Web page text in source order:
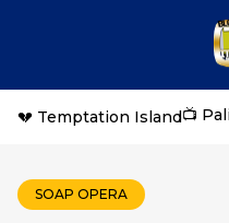
💔 Temptation Island📺
SOAP OPERA